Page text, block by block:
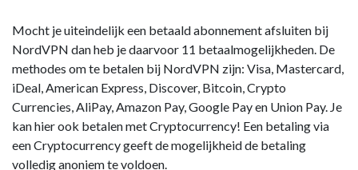
Mocht je uiteindelijk een betaald abonnement afsluiten bij
NordVPN dan heb je daarvoor 11 betaalmogelijkheden. De
methodes om te betalen bij NordVPN zijn: Visa, Mastercard,
iDeal, American Express, Discover, Bitcoin, Crypto
Currencies, AliPay, Amazon Pay, Google Pay en Union Pay. Je
kan hier ook betalen met Cryptocurrency! Een betaling via
een Cryptocurrency geeft de mogelijkheid de betaling
volledig anoniem te voldoen.